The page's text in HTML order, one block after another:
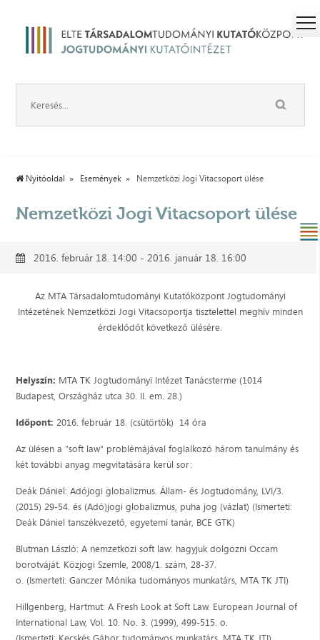
Nyitóoldal Események Nemzetközi Jogi Vitacsoport ülése
Nemzetközi Jogi Vitacsoport ülése
2016. február 18. 14:00 - 2016. január 18. 16:00
Az MTA Társadalomtudományi Kutatóközpont Jogtudományi
Intézetének Nemzetközi Jogi Vitacsoportja tisztelettel meghív minden
érdeklődőt következő ülésére.
Helyszín: MTA TK Jogtudományi Intézet Tanácsterme (1014
Budapest, Országház utca 30. II. em. 28.)
Időpont: 2016. február 18. (csütörtök) 14 óra
Az ülésen a "soft law" problémájával foglalkozó három tanulmány és
két további anyag megvitatására kerül sor:
Deák Dániel: Adójogi globalizmus. Állam- és Jogtudomány, LVI/3.
(2015) 29-54. és (Adó)jogi globalizmus, puha jog (vázlat) (Ismerteti:
Deák Dániel tanszékvezető, egyetemi tanár, BCE GTK)
Blutman László: A nemzetközi soft law: hagyjuk dolgozni Occam
borotváját. Közjogi Szemle, 2008/1. szám, 28-37.
o. (Ismerteti: Ganczer Mónika tudományos munkatárs, MTA TK JTI)
Hillgenberg, Hartmut: A Fresh Look at Soft Law. European Journal of
International Law, Vol. 10. No. 3. (1999), 499-515. o.